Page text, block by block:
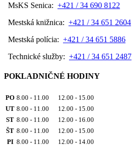
MsKS Senica: +421 / 34 690 8122
Mestská knižnica: +421 / 34 651 2604
Mestská polícia: +421 / 34 651 5886
Technické služby: +421 / 34 651 2487
POKLADNIČNÉ HODINY
PO 8.00 - 11.00 12.00 - 15.00
UT 8.00 - 11.00 12.00 - 15.00
ST 8.00 - 11.00 12.00 - 16.00
ŠT 8.00 - 11.00 12.00 - 15.00
PI 8.00 - 11.00 12.00 - 14.00